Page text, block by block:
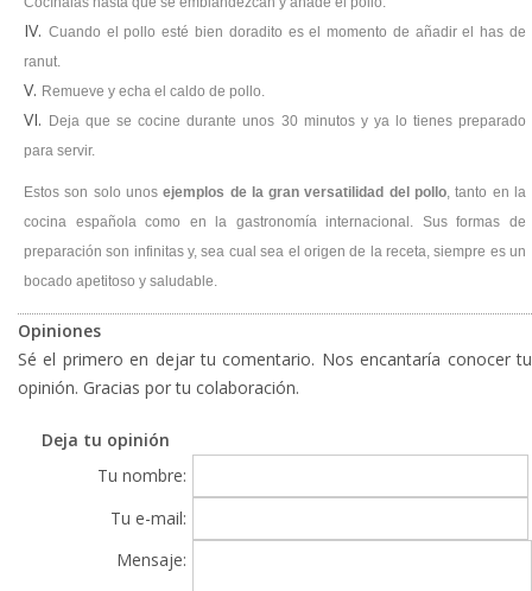
Cuando el pollo esté bien doradito es el momento de añadir el has de
ranut.
Remueve y echa el caldo de pollo.
Deja que se cocine durante unos 30 minutos y ya lo tienes preparado
para servir.
Estos son solo unosejemplos de la gran versatilidad del pollo, tanto en la
cocina española como en la gastronomía internacional. Sus formas de
preparación son infinitas y, sea cual sea el origen de la receta, siempre es un
bocado apetitoso y saludable.
Opiniones
Sé el primero en dejar tu comentario. Nos encantaría conocer tu
opinión. Gracias por tu colaboración.
Deja tu opinión
Tu nombre:
Tu e-mail:
Mensaje: